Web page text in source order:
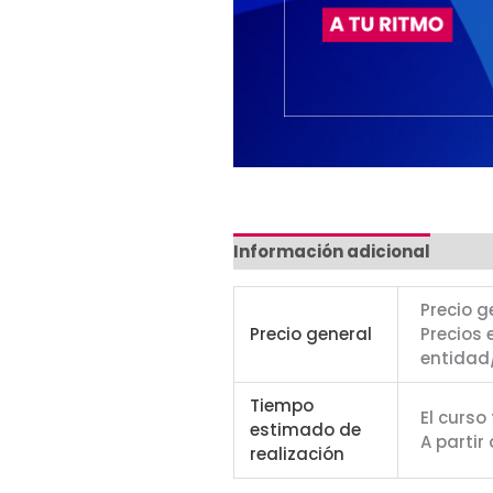
Información adicional
Precio general
Precio
Precios
Tiempo
estimado de
realización
El
A partir